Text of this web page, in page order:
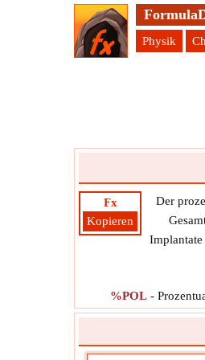
Physik
Fx
Kopieren
Der
%POL -